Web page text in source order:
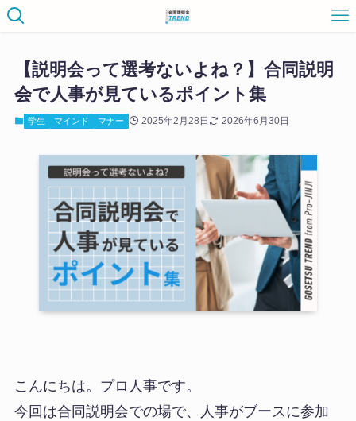
【説明会って選考ないよね？】合同説明
会で人事が見ているポイント集
学生 マインド マナー 2025年2月28日 2026年6月30日
こんにちは。プロ人事です。
今回は合同説明会での場で、人事がブースに参加